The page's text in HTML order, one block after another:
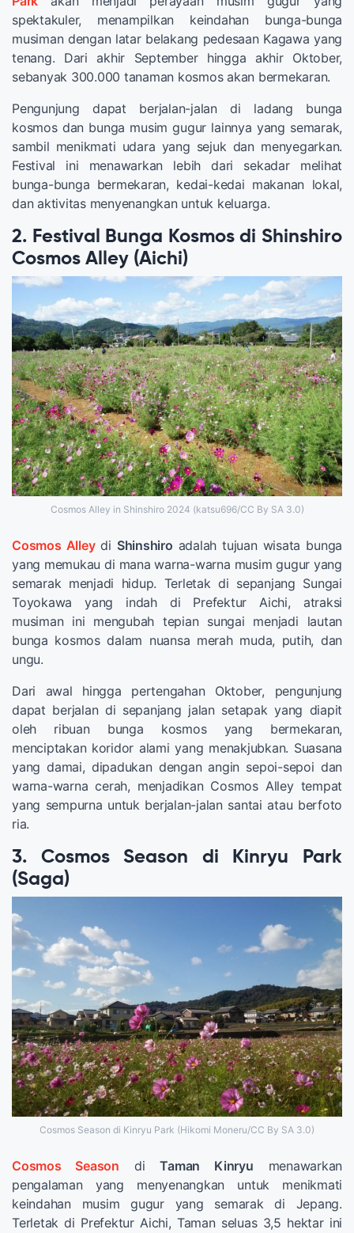
spektakuler, menampilkan keindahan bunga-bunga
musiman dengan latar belakang pedesaan Kagawa yang
tenang. Dari akhir September hingga akhir Oktober,
sebanyak 300.000 tanaman kosmos akan bermekaran.
Pengunjung dapat berjalan-jalan di ladang bunga
kosmos dan bunga musim gugur lainnya yang semarak,
sambil menikmati udara yang sejuk dan menyegarkan.
Festival ini menawarkan lebih dari sekadar melihat
bunga-bunga bermekaran, kedai-kedai makanan lokal,
dan aktivitas menyenangkan untuk keluarga.
2. Festival Bunga Kosmos di Shinshiro
Cosmos Alley (Aichi)
Cosmos Alley in Shinshiro 2024 (katsu696/CC By SA 3.0)
Cosmos Alleydi Shinshiro adalah tujuan wisata bunga
yang memukau di mana warna-warna musim gugur yang
semarak menjadi hidup. Terletak di sepanjang Sungai
Toyokawa yang indah di Prefektur Aichi, atraksi
musiman ini mengubah tepian sungai menjadi lautan
bunga kosmos dalam nuansa merah muda, putih, dan
ungu.
Dari awal hingga pertengahan Oktober, pengunjung
dapat berjalan di sepanjang jalan setapak yang diapit
oleh ribuan bunga kosmos yang bermekaran,
menciptakan koridor alami yang menakjubkan. Suasana
yang damai, dipadukan dengan angin sepoi-sepoi dan
warna-warna cerah, menjadikan Cosmos Alley tempat
yang sempurna untuk berjalan-jalan santai atau berfoto
ria.
3. Cosmos Season di Kinryu Park
(Saga)
Cosmos Season di Kinryu Park (Hikomi Moneru/CC By SA 3.0)
Cosmos Season diTaman Kinryu menawarkan
pengalaman yang menyenangkan untuk menikmati
keindahan musim gugur yang semarak di Jepang.
Terletak di Prefektur Aichi, Taman seluas 3,5 hektar ini